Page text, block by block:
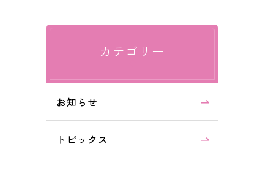
カテゴリー
お知らせ
トピックス